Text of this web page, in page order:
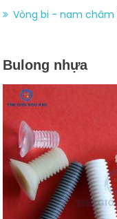
Vòng bi - nam châm
Bulong nhựa